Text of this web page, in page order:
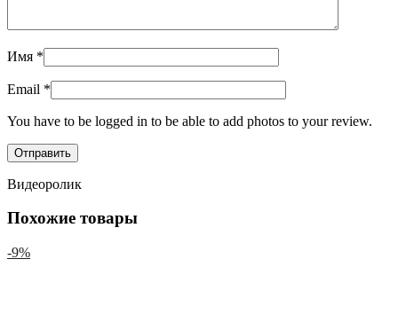
Имя *
Email *
You have to be logged in to be able to add photos to your review.
Видеоролик
Похожие товары
-9%